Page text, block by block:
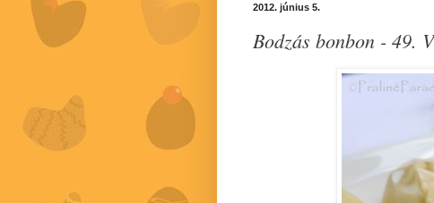
2012. június 5.
Bodzás bonbon - 49.